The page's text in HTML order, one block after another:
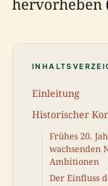
Einleitung
Historischer
Frühes 20.
wachsenden
Ambitionen
Der Einfluss